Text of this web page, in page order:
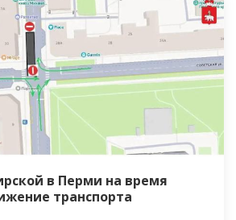
в Перми на время
транспорта